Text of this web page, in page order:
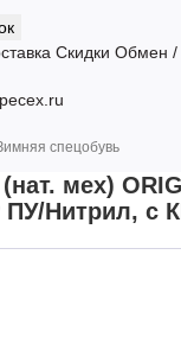
Скидки Обмен /
спецобувь
мех)
ПУ/Нитрил, с